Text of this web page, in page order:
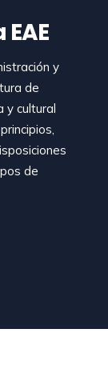
y
de
y cultural
de